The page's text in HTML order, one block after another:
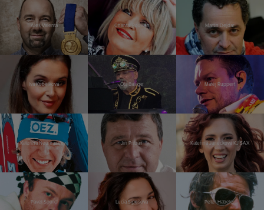
Aleš Valenta Chantal Poullain Martin Dejdar
Iva Kubelková Ota Balage Matěj Ruppert
Kateřina Neumannová Jiří Přibáň Kateřina Janečková KJ SAX
Pavel Šporcl Lucia Siposová Peter Habeler